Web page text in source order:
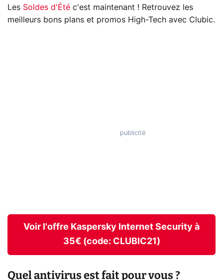
Les Soldes d'Été c'est maintenant ! Retrouvez les
meilleurs bons plans et promos High-Tech avec Clubic.
Voir l'offre Kaspersky Internet Security à
35€ (code: CLUBIC21)
Quel antivirus est fait pour vous ?